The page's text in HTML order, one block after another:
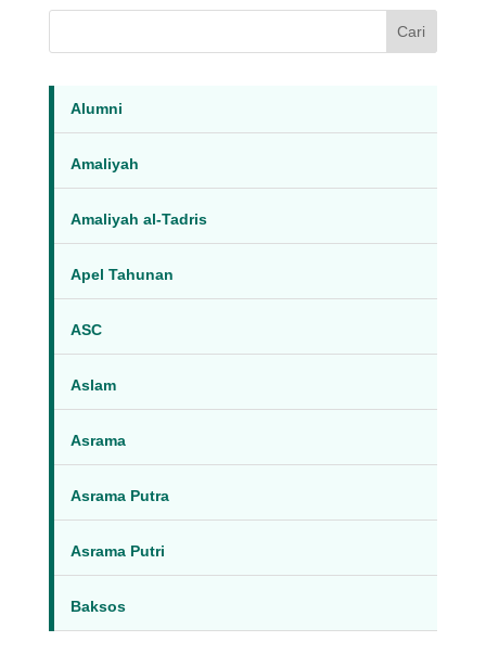
Cari
Alumni
Amaliyah
Amaliyah al-Tadris
Apel Tahunan
ASC
Aslam
Asrama
Asrama Putra
Asrama Putri
Baksos